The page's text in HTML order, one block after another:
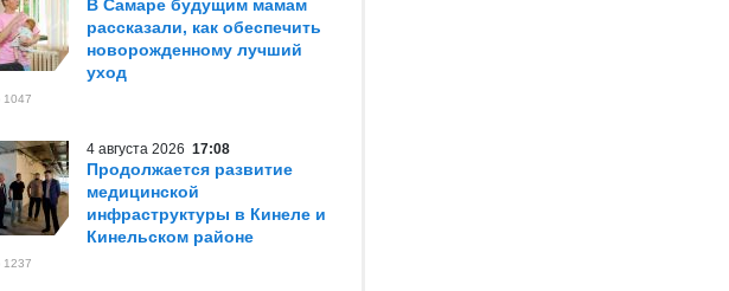
В Самаре будущим мамам
рассказали, как обеспечить
новорожденному лучший
уход
1047
4 августа 2026 17:08
Продолжается развитие
медицинской
инфраструктуры в Кинеле и
Кинельском районе
1237